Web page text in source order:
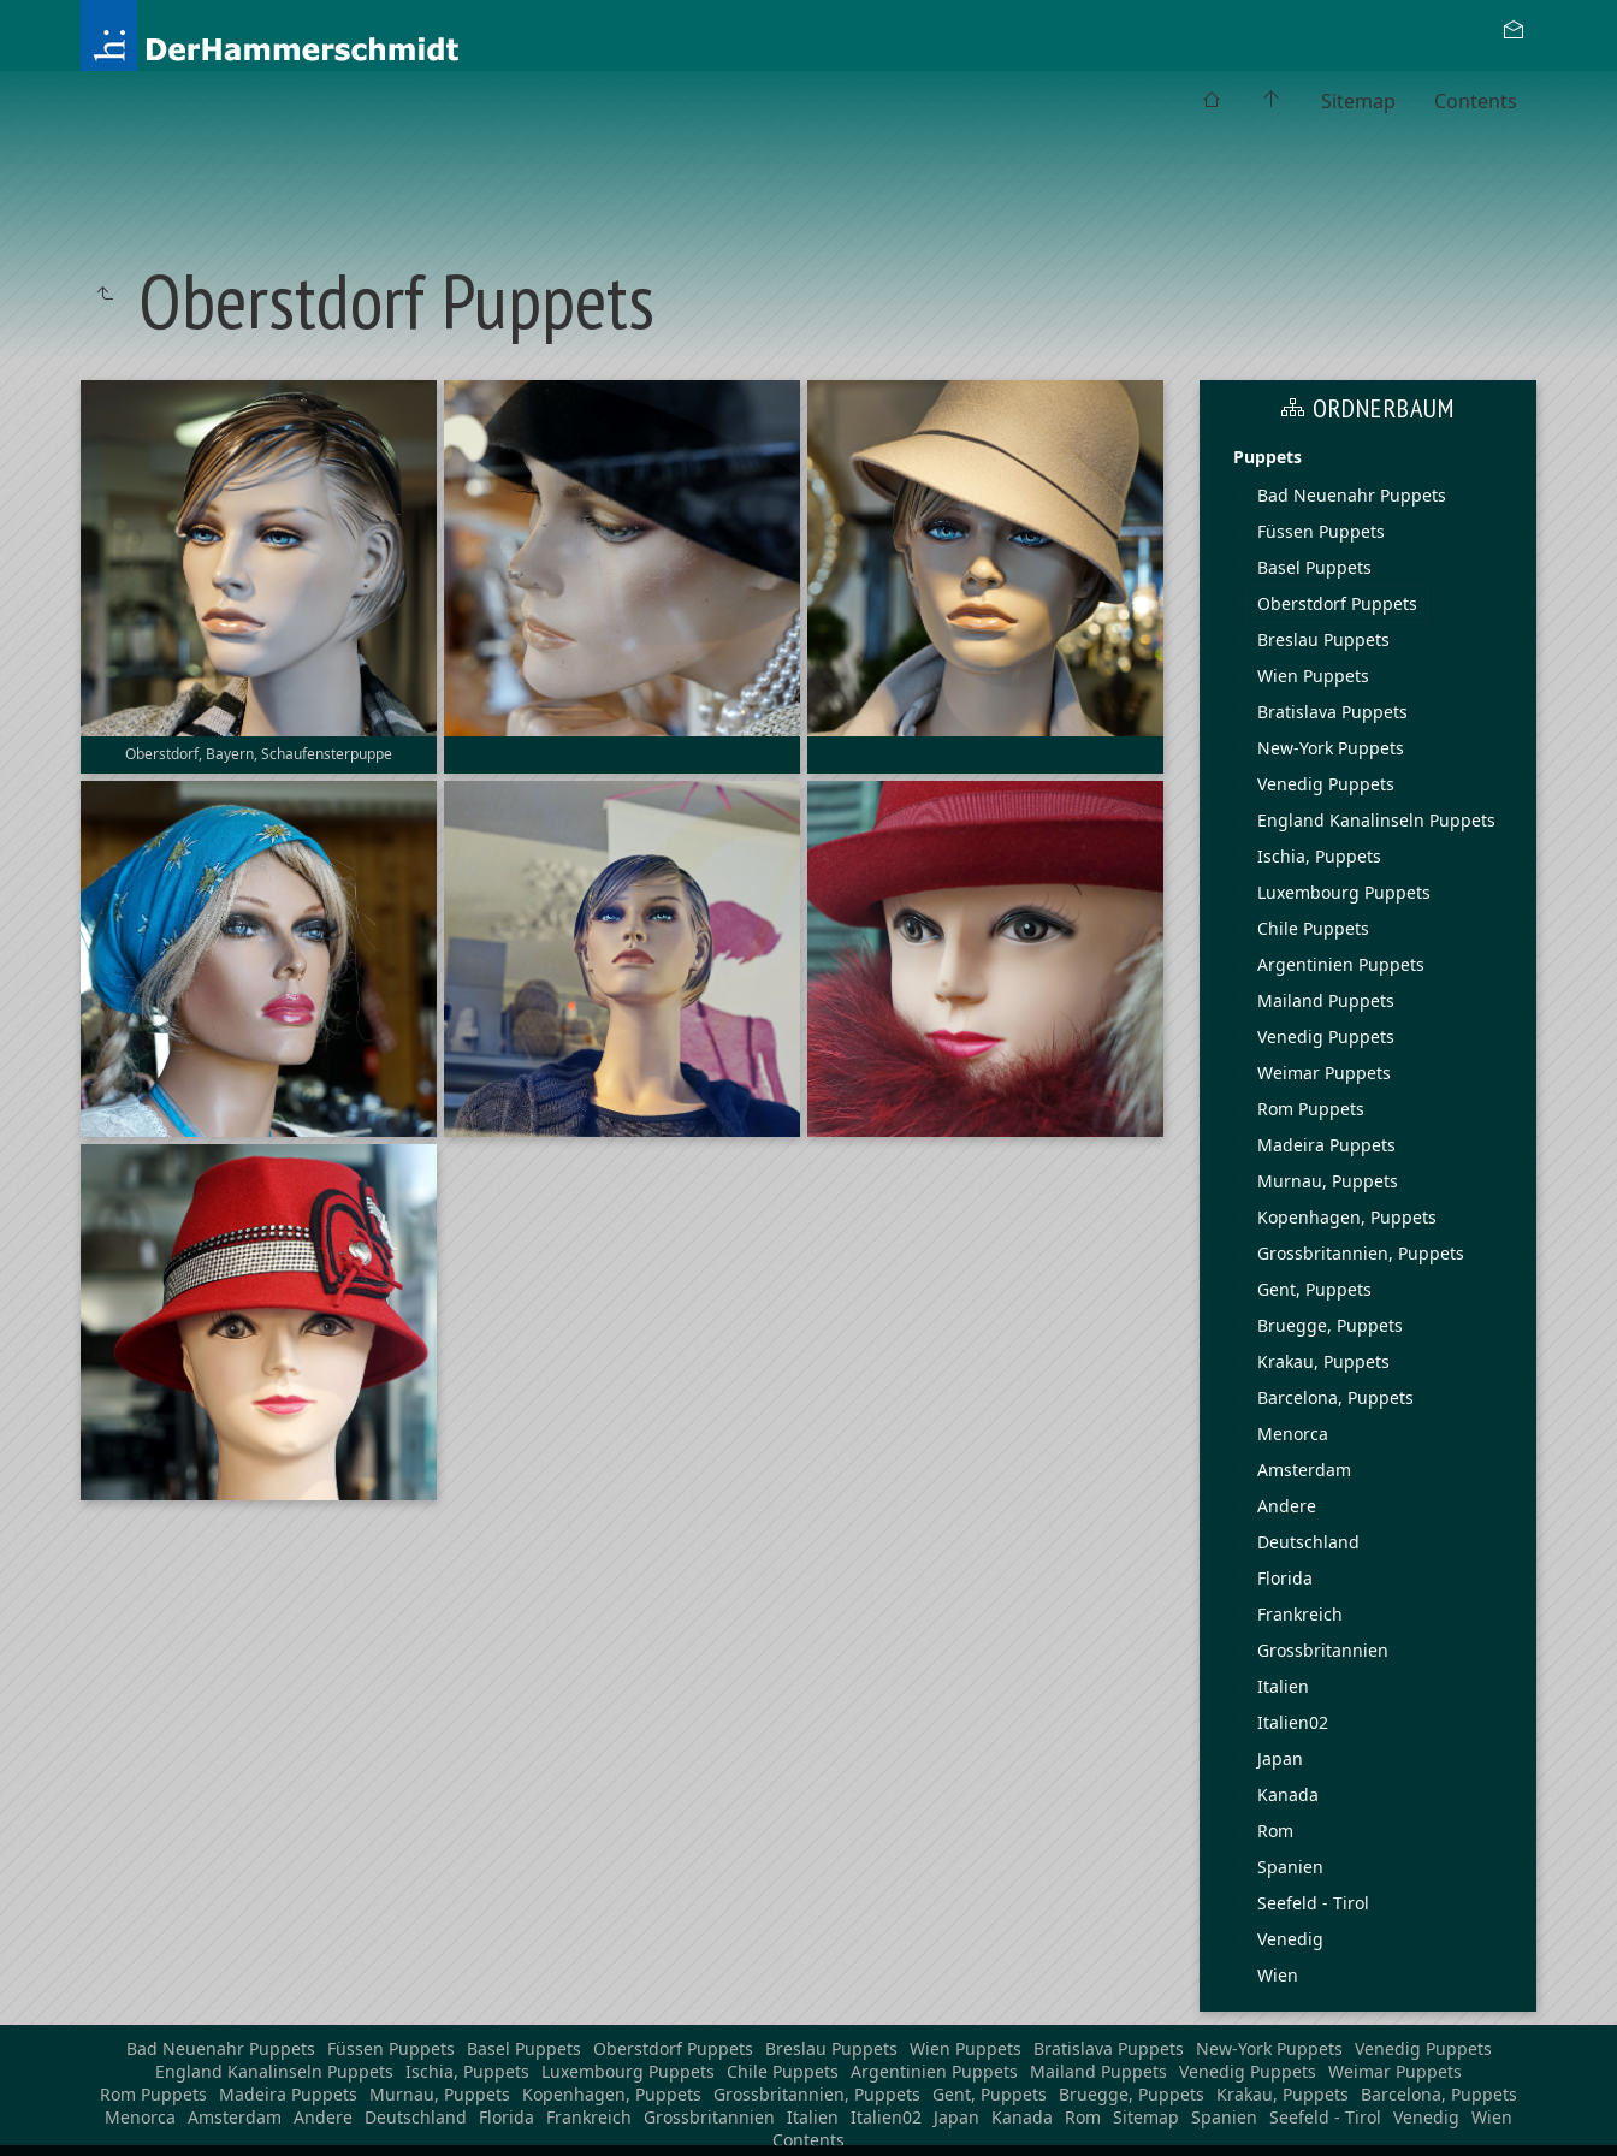
Sitemap Contents
Oberstdorf Puppets
Oberstdorf, Bayern, Schaufensterpuppe
ORDNERBAUM
Puppets
Bad Neuenahr Puppets
Füssen Puppets
Basel Puppets
Oberstdorf Puppets
Breslau Puppets
Wien Puppets
Bratislava Puppets
New-York Puppets
Venedig Puppets
England Kanalinseln Puppets
Ischia, Puppets
Luxembourg Puppets
Chile Puppets
Argentinien Puppets
Mailand Puppets
Venedig Puppets
Weimar Puppets
Rom Puppets
Madeira Puppets
Murnau, Puppets
Kopenhagen, Puppets
Grossbritannien, Puppets
Gent, Puppets
Bruegge, Puppets
Krakau, Puppets
Barcelona, Puppets
Menorca
Amsterdam
Andere
Deutschland
Florida
Frankreich
Grossbritannien
Italien
Italien02
Japan
Kanada
Rom
Spanien
Seefeld - Tirol
Venedig
Wien
Bad Neuenahr Puppets Füssen Puppets Basel Puppets Oberstdorf Puppets Breslau Puppets Wien Puppets Bratislava Puppets New-York Puppets Venedig Puppets
England Kanalinseln Puppets Ischia, Puppets Luxembourg Puppets Chile Puppets Argentinien Puppets Mailand Puppets Venedig Puppets Weimar Puppets
Rom Puppets
Madeira Puppets Murnau, Puppets Kopenhagen, Puppets Grossbritannien, Puppets Gent, Puppets Bruegge, Puppets Krakau, Puppets
Barcelona, Puppets
Menorca Amsterdam Andere Deutschland Florida Frankreich Grossbritannien Italien Italien02 Japan Kanada Rom Sitemap Spanien Seefeld - Tirol Venedig Wien
Contents